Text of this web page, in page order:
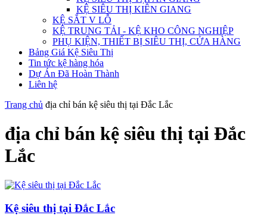
KỆ SIÊU THỊ KIÊN GIANG
KỆ SẮT V LỖ
KỆ TRUNG TẢI - KỆ KHO CÔNG NGHIỆP
PHỤ KIỆN, THIẾT BỊ SIÊU THỊ, CỬA HÀNG
Bảng Giá Kệ Siêu Thị
Tin tức kệ hàng hóa
Dự Án Đã Hoàn Thành
Liên hệ
Trang chủ địa chỉ bán kệ siêu thị tại Đắc Lắc
địa chỉ bán kệ siêu thị tại Đắc
Lắc
Kệ siêu thị tại Đắc Lắc